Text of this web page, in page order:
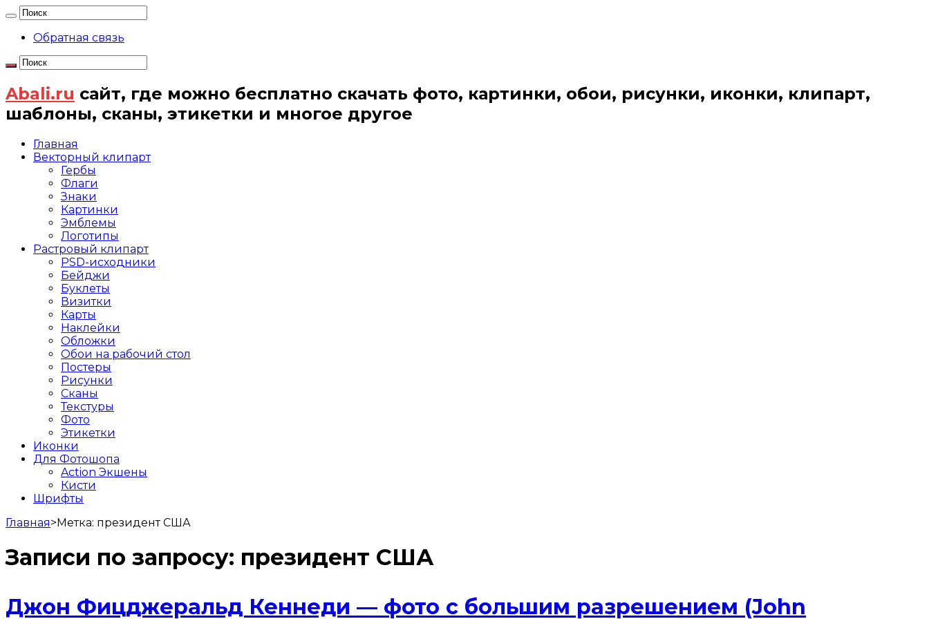
Обратная связь
Abali.ru сайт, где можно бесплатно скачать фото, картинки, обои, рисунки, иконки, клипарт,
шаблоны, сканы, этикетки и многое другое
Главная
Векторный клипарт
Гербы
Флаги
Знаки
Картинки
Эмблемы
Логотипы
Растровый клипарт
PSD-исходники
Бейджи
Буклеты
Визитки
Карты
Наклейки
Обложки
Обои на рабочий стол
Постеры
Рисунки
Сканы
Текстуры
Фото
Этикетки
Иконки
Для Фотошопа
Action Экшены
Кисти
Шрифты
Главная>Метка: президент США
Записи по запросу: президент США
Джон Фицджеральд Кеннеди — фото с большим разрешением (John